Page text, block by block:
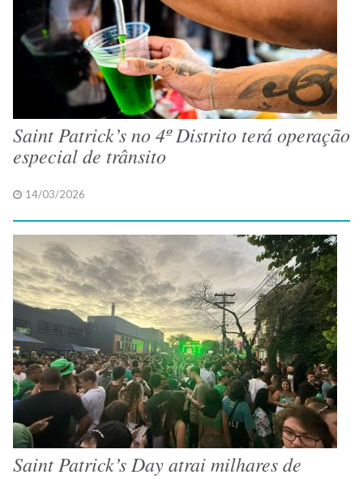
Saint Patrick’s no 4º Distrito terá operação
especial de trânsito
14/03/2026
Saint Patrick’s Day atrai milhares de